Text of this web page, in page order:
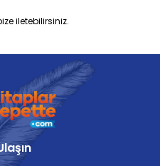
iletebilirsiniz.